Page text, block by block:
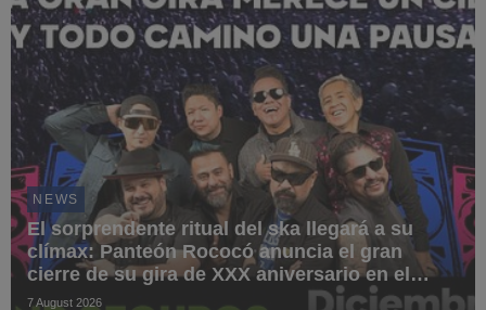
NEWS
El sorprendente ritual del ska llegará a su
clímax: Panteón Rococó anuncia el gran
cierre de su gira de XXX aniversario en el
Estadio GNP Seguros
7 August 2026